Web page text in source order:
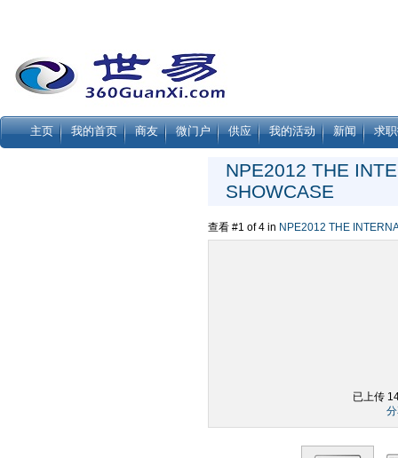
主页 我的首页 商友 微门户 供应 我的活动 新闻 求
NPE2012 THE
SHOWCASE
查看 #1 of 4 in NPE2012 THE
已上传